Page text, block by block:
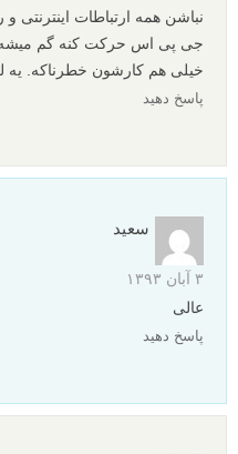
نباشن همه ارتباطات
جی پی اس حرکت کنه گم
خیلی هم کارشون خطرناکه. یه
پاسخ دهید
سعید
۳ آبان ۱۳۹۳
عالی
پاسخ دهید